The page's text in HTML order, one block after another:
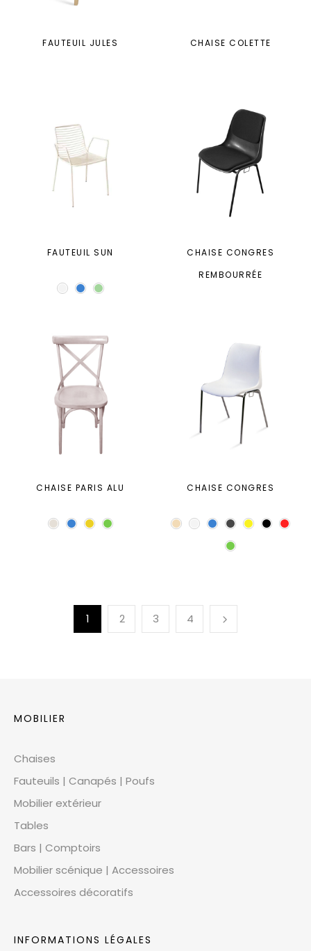
FAUTEUIL JULES CHAISE COLETTE
FAUTEUIL SUN
CHAISE CONGRES
REMBOURRÉE
CHAISE PARIS ALU CHAISE CONGRES
1 2 3 4
MOBILIER
Chaises
Fauteuils | Canapés | Poufs
Mobilier extérieur
Tables
Bars | Comptoirs
Mobilier scénique | Accessoires
Accessoires décoratifs
INFORMATIONS LÉGALES